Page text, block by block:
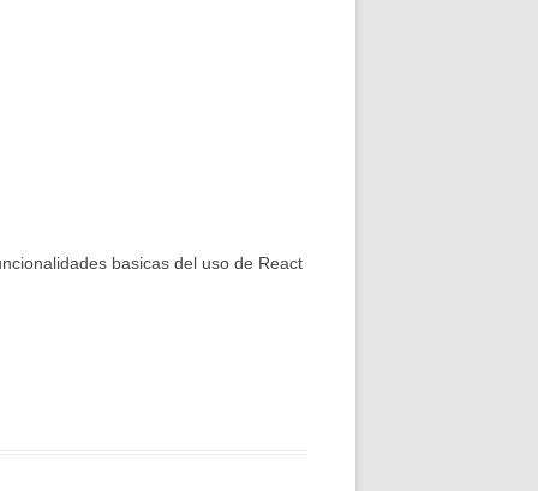
basicas del uso de React